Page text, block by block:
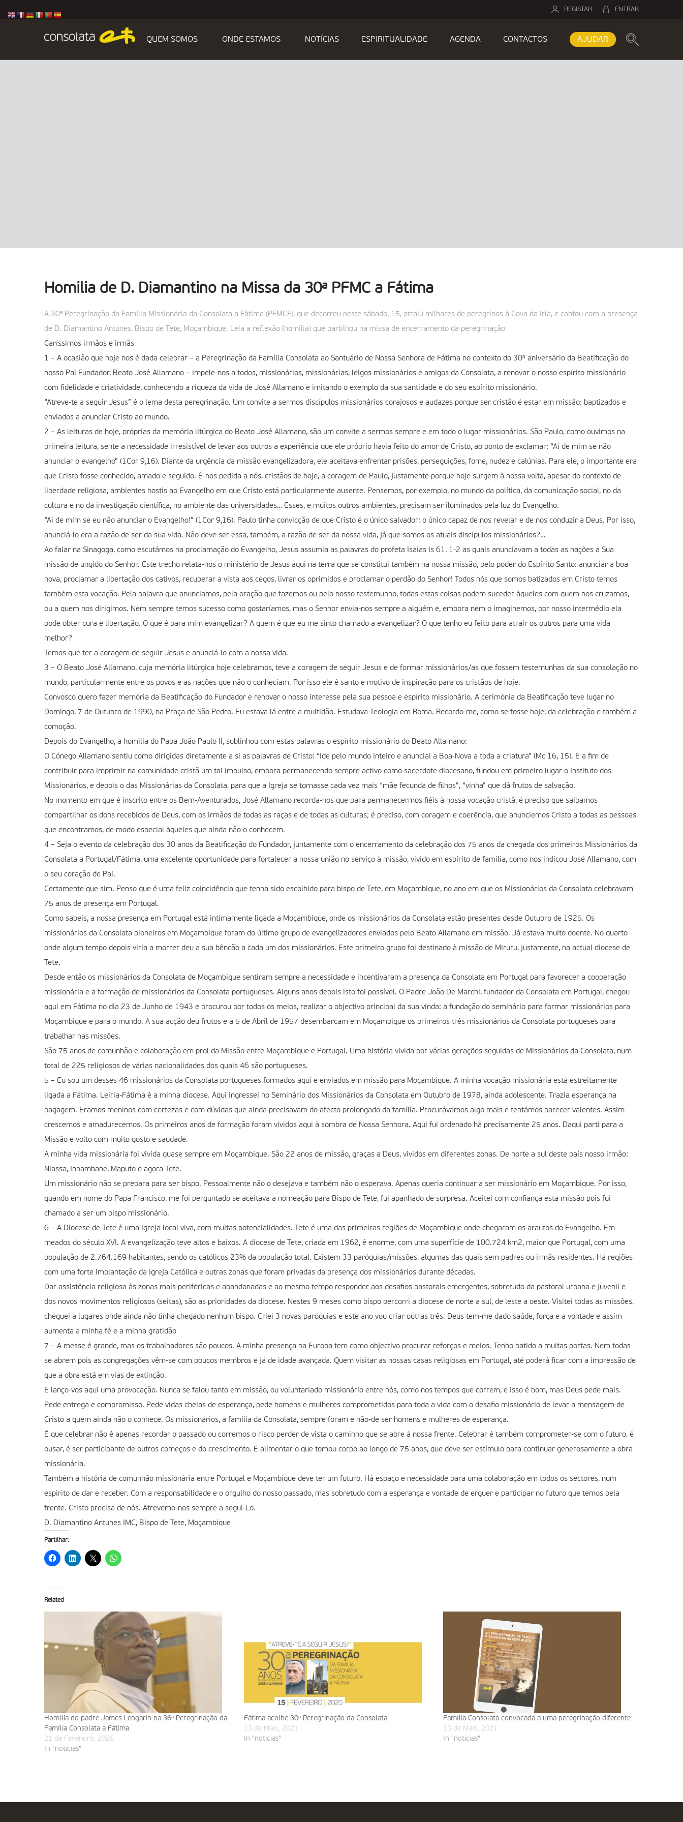
ENTRAR
REGISTAR
QUEM SOMOS ONDE ESTAMOS NOTÍCIAS ESPIRITUALIDADE AGENDA CONTACTOS AJUDAR
Homilia de D. Diamantino na Missa da 30ª PFMC a Fátima
A 30ª Peregrinação da Família Missionária da Consolata a Fátima (PFMCF), que decorreu neste sábado, 15, atraiu milhares de peregrinos à Cova da Iria, e contou com a presença
de D. Diamantino Antunes, Bispo de Tete, Moçambique. Leia a reflexão (homilia) que partilhou na missa de encerramento da peregrinação
Caríssimos irmãos e irmãs
1 – A ocasião que hoje nos é dada celebrar – a Peregrinação da Família Consolata ao Santuário de Nossa Senhora de Fátima no contexto do 30º aniversário da Beatificação do
nosso Pai Fundador, Beato José Allamano – impele-nos a todos, missionários, missionárias, leigos missionários e amigos da Consolata, a renovar o nosso espírito missionário
com fidelidade e criatividade, conhecendo a riqueza da vida de José Allamano e imitando o exemplo da sua santidade e do seu espírito missionário.
“Atreve-te a seguir Jesus” é o lema desta peregrinação. Um convite a sermos discípulos missionários corajosos e audazes porque ser cristão é estar em missão: baptizados e
enviados a anunciar Cristo ao mundo.
2 – As leituras de hoje, próprias da memória litúrgica do Beato José Allamano, são um convite a sermos sempre e em todo o lugar missionários. São Paulo, como ouvimos na
primeira leitura, sente a necessidade irresistível de levar aos outros a experiência que ele próprio havia feito do amor de Cristo, ao ponto de exclamar: “Ai de mim se não
anunciar o evangelho” (1Cor 9,16). Diante da urgência da missão evangelizadora, ele aceitava enfrentar prisões, perseguições, fome, nudez e calúnias. Para ele, o importante era
que Cristo fosse conhecido, amado e seguido. É-nos pedida a nós, cristãos de hoje, a coragem de Paulo, justamente porque hoje surgem à nossa volta, apesar do contexto de
liberdade religiosa, ambientes hostis ao Evangelho em que Cristo está particularmente ausente. Pensemos, por exemplo, no mundo da política, da comunicação social, no da
cultura e no da investigação científica, no ambiente das universidades… Esses, e muitos outros ambientes, precisam ser iluminados pela luz do Evangelho.
“Ai de mim se eu não anunciar o Evangelho!” (1Cor 9,16). Paulo tinha convicção de que Cristo é o único salvador; o único capaz de nos revelar e de nos conduzir a Deus. Por isso,
anunciá-lo era a razão de ser da sua vida. Não deve ser essa, também, a razão de ser da nossa vida, já que somos os atuais discípulos missionários?…
Ao falar na Sinagoga, como escutámos na proclamação do Evangelho, Jesus assumia as palavras do profeta Isaias Is 61, 1-2 as quais anunciavam a todas as nações a Sua
missão de ungido do Senhor. Este trecho relata-nos o ministério de Jesus aqui na terra que se constitui também na nossa missão, pelo poder do Espírito Santo: anunciar a boa
nova, proclamar a libertação dos cativos, recuperar a vista aos cegos, livrar os oprimidos e proclamar o perdão do Senhor! Todos nós que somos batizados em Cristo temos
também esta vocação. Pela palavra que anunciamos, pela oração que fazemos ou pelo nosso testemunho, todas estas coisas podem suceder àqueles com quem nos cruzamos,
ou a quem nos dirigimos. Nem sempre temos sucesso como gostaríamos, mas o Senhor envia-nos sempre a alguém e, embora nem o imaginemos, por nosso intermédio ela
pode obter cura e libertação. O que é para mim evangelizar? A quem é que eu me sinto chamado a evangelizar? O que tenho eu feito para atrair os outros para uma vida
melhor?
Temos que ter a coragem de seguir Jesus e anunciá-lo com a nossa vida.
3 – O Beato José Allamano, cuja memória litúrgica hoje celebramos, teve a coragem de seguir Jesus e de formar missionários/as que fossem testemunhas da sua consolação no
mundo, particularmente entre os povos e as nações que não o conheciam. Por isso ele é santo e motivo de inspiração para os cristãos de hoje.
Convosco quero fazer memória da Beatificação do Fundador e renovar o nosso interesse pela sua pessoa e espírito missionário. A cerimónia da Beatificação teve lugar no
Domingo, 7 de Outubro de 1990, na Praça de São Pedro. Eu estava lá entre a multidão. Estudava Teologia em Roma. Recordo-me, como se fosse hoje, da celebração e também a
comoção.
Depois do Evangelho, a homilia do Papa João Paulo II, sublinhou com estas palavras o espírito missionário do Beato Allamano:
O Cónego Allamano sentiu como dirigidas diretamente a si as palavras de Cristo: “Ide pelo mundo inteiro e anunciai a Boa-Nova a toda a criatura” (Mc 16, 15). E a fim de
contribuir para imprimir na comunidade cristã um tal impulso, embora permanecendo sempre activo como sacerdote diocesano, fundou em primeiro lugar o Instituto dos
Missionários, e depois o das Missionárias da Consolata, para que a Igreja se tornasse cada vez mais “mãe fecunda de filhos”, “vinha” que dá frutos de salvação.
No momento em que é inscrito entre os Bem-Aventurados, José Allamano recorda-nos que para permanecermos fiéis à nossa vocação cristã, é preciso que saibamos
compartilhar os dons recebidos de Deus, com os irmãos de todas as raças e de todas as culturas; é preciso, com coragem e coerência, que anunciemos Cristo a todas as pessoas
que encontramos, de modo especial àqueles que ainda não o conhecem.
4 – Seja o evento da celebração dos 30 anos da Beatificação do Fundador, juntamente com o encerramento da celebração dos 75 anos da chegada dos primeiros Missionários da
Consolata a Portugal/Fátima, uma excelente oportunidade para fortalecer a nossa união no serviço à missão, vivido em espírito de família, como nos indicou José Allamano, com
o seu coração de Pai.
Certamente que sim. Penso que é uma feliz coincidência que tenha sido escolhido para bispo de Tete, em Moçambique, no ano em que os Missionários da Consolata celebravam
75 anos de presença em Portugal.
Como sabeis, a nossa presença em Portugal está intimamente ligada a Moçambique, onde os missionários da Consolata estão presentes desde Outubro de 1925. Os
missionários da Consolata pioneiros em Moçambique foram do último grupo de evangelizadores enviados pelo Beato Allamano em missão. Já estava muito doente. No quarto
onde algum tempo depois viria a morrer deu a sua bêncão a cada um dos missionários. Este primeiro grupo foi destinado à missão de Miruru, justamente, na actual diocese de
Tete.
Desde então os missionários da Consolata de Moçambique sentiram sempre a necessidade e incentivaram a presença da Consolata em Portugal para favorecer a cooperação
missionária e a formação de missionários da Consolata portugueses. Alguns anos depois isto foi possível. O Padre João De Marchi, fundador da Consolata em Portugal, chegou
aqui em Fátima no dia 23 de Junho de 1943 e procurou por todos os meios, realizar o objectivo principal da sua vinda: a fundação do seminário para formar missionários para
Moçambique e para o mundo. A sua acção deu frutos e a 5 de Abril de 1957 desembarcam em Moçambique os primeiros três missionários da Consolata portugueses para
trabalhar nas missões.
São 75 anos de comunhão e colaboração em prol da Missão entre Moçambique e Portugal. Uma história vivida por várias gerações seguidas de Missionários da Consolata, num
total de 225 religiosos de várias nacionalidades dos quais 46 são portugueses.
5 – Eu sou um desses 46 missionários da Consolata portugueses formados aqui e enviados em missão para Moçambique. A minha vocação missionária está estreitamente
ligada a Fátima. Leiria-Fátima é a minha diocese. Aqui ingressei no Seminário dos Missionários da Consolata em Outubro de 1978, ainda adolescente. Trazia esperança na
bagagem. Eramos meninos com certezas e com dúvidas que ainda precisavam do afecto prolongado da família. Procurávamos algo mais e tentámos parecer valentes. Assim
crescemos e amadurecemos. Os primeiros anos de formação foram vividos aqui à sombra de Nossa Senhora. Aqui fui ordenado há precisamente 25 anos. Daqui parti para a
Missão e volto com muito gosto e saudade.
A minha vida missionária foi vivida quase sempre em Moçambique. São 22 anos de missão, graças a Deus, vividos em diferentes zonas. De norte a sul deste país nosso irmão:
Niassa, Inhambane, Maputo e agora Tete.
Um missionário não se prepara para ser bispo. Pessoalmente não o desejava e também não o esperava. Apenas queria continuar a ser missionário em Moçambique. Por isso,
quando em nome do Papa Francisco, me foi perguntado se aceitava a nomeação para Bispo de Tete, fui apanhado de surpresa. Aceitei com confiança esta missão pois fui
chamado a ser um bispo missionário.
6 – A Diocese de Tete é uma igreja local viva, com muitas potencialidades. Tete é uma das primeiras regiões de Moçambique onde chegaram os arautos do Evangelho. Em
meados do século XVI. A evangelização teve altos e baixos. A diocese de Tete, criada em 1962, é enorme, com uma superfície de 100.724 km2, maior que Portugal, com uma
população de 2.764.169 habitantes, sendo os católicos 23% da população total. Existem 33 paróquias/missões, algumas das quais sem padres ou irmãs residentes. Há regiões
com uma forte implantação da Igreja Católica e outras zonas que foram privadas da presença dos missionários durante décadas.
Dar assistência religiosa às zonas mais periféricas e abandonadas e ao mesmo tempo responder aos desafios pastorais emergentes, sobretudo da pastoral urbana e juvenil e
dos novos movimentos religiosos (seitas), são as prioridades da diocese. Nestes 9 meses como bispo percorri a diocese de norte a sul, de leste a oeste. Visitei todas as missões,
cheguei a lugares onde ainda não tinha chegado nenhum bispo. Criei 3 novas paróquias e este ano vou criar outras três. Deus tem-me dado saúde, força e a vontade e assim
aumenta a minha fé e a minha gratidão
7 – A messe é grande, mas os trabalhadores são poucos. A minha presença na Europa tem como objectivo procurar reforços e meios. Tenho batido a muitas portas. Nem todas
se abrem pois as congregações vêm-se com poucos membros e já de idade avançada. Quem visitar as nossas casas religiosas em Portugal, até poderá ficar com a impressão de
que a obra está em vias de extinção.
E lanço-vos aqui uma provocação. Nunca se falou tanto em missão, ou voluntariado missionário entre nós, como nos tempos que correm, e isso é bom, mas Deus pede mais.
Pede entrega e compromisso. Pede vidas cheias de esperança, pede homens e mulheres comprometidos para toda a vida com o desafio missionário de levar a mensagem de
Cristo a quem ainda não o conhece. Os missionários, a família da Consolata, sempre foram e hão-de ser homens e mulheres de esperança.
É que celebrar não é apenas recordar o passado ou corremos o risco perder de vista o caminho que se abre á nossa frente. Celebrar é também comprometer-se com o futuro, é
ousar, é ser participante de outros começos e do crescimento. É alimentar o que tomou corpo ao longo de 75 anos, que deve ser estímulo para continuar generosamente a obra
missionária.
Também a história de comunhão missionária entre Portugal e Moçambique deve ter um futuro. Há espaço e necessidade para uma colaboração em todos os sectores, num
espirito de dar e receber. Com a responsabilidade e o orgulho do nosso passado, mas sobretudo com a esperança e vontade de erguer e participar no futuro que temos pela
frente. Cristo precisa de nós. Atrevemo-nos sempre a segui-Lo.
D. Diamantino Antunes IMC, Bispo de Tete, Moçambique
Partilhar:
Related
Homília do padre James Lengarin na 36ª Peregrinação da
Família Consolata a Fátima
21 de Fevereiro, 2026
In "noticias"
Fátima acolhe 30ª Peregrinação da Consolata
13 de Maio, 2021
In "noticias"
Família Consolata convocada a uma peregrinação diferente
13 de Maio, 2021
In "noticias"